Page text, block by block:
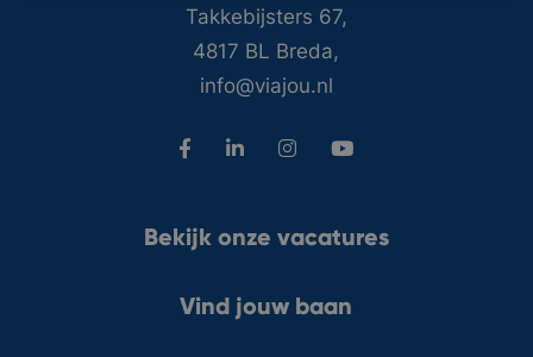
Takkebijsters 67,
4817 BL Breda,
info@viajou.nl
Bekijk onze vacatures
Vind jouw baan